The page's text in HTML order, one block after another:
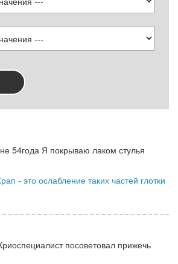
54года Я покрываю лаком стулья
- это ослабление таких частей глотки
посоветовал прижечь